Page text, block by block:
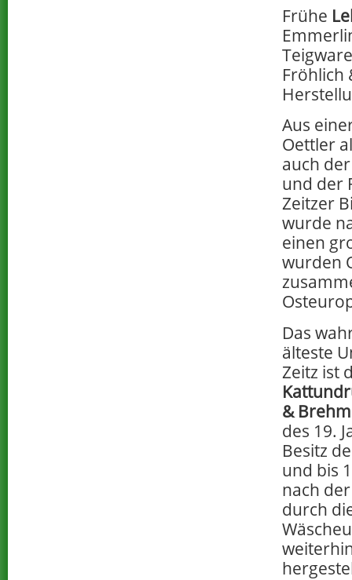
Frühe
Fröhlich
Aus
Oettler
auch
und der
Zeitzer
wurde
einen
wurden
Das
älteste
Zeitz ist
&
des 19.
Besitz
und bis
nach
durch